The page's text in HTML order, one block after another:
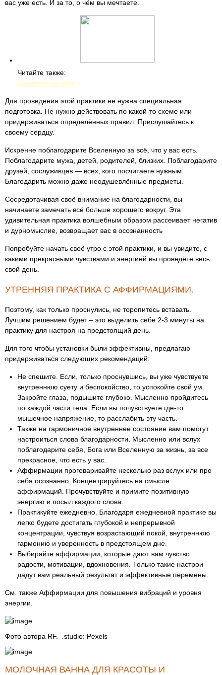
вас уже есть. И за то, о чём вы мечтаете.
Читайте также:
Суперсет на ноги
Для проведения этой практики не нужна специальная
подготовка. Не нужно действовать по какой-то схеме или
придерживаться определённых правил. Прислушайтесь к
своему сердцу.
Искренне поблагодарите Вселенную за всё, что у вас есть.
Поблагодарите мужа, детей, родителей, близких. Поблагодарите
друзей, сослуживцев — всех, кого посчитаете нужным.
Благодарить можно даже неодушевлённые предметы.
Сосредотачивая своё внимание на благодарности, вы
начинаете замечать всё больше хорошего вокруг. Эта
удивительная практика волшебным образом рассеивает негатив
и дурномыслие, возвращает вас в осознанность
Попробуйте начать своё утро с этой практики, и вы увидите, с
какими прекрасными чувствами и энергией вы проведёте весь
свой день.
УТРЕННЯЯ ПРАКТИКА С АФФИРМАЦИЯМИ.
Поэтому, как только проснулись, не торопитесь вставать.
Лучшим решением будет – это выделить себе 2-3 минуты на
практику для настроя на предстоящий день.
Для того чтобы установки были эффективны, предлагаю
придерживаться следующих рекомендаций:
Не спешите. Если, только проснувшись, вы уже чувствуете
внутреннюю суету и беспокойство, то успокойте свой ум.
Закройте глаза, подышите глубоко. Мысленно пройдитесь
по каждой части тела. Если вы почувствуете где-то
мышечное напряжение, то расслабить эту часть.
Также на гармоничное внутреннее состояние вам помогут
настроиться слова благодарности. Мысленно или вслух
поблагодарите себя, Бога или Вселенную за жизнь, за все
прекрасное, что есть у вас.
Аффирмации проговаривайте несколько раз вслух или про
себя осознанно. Концентрируйтесь на смысле
аффирмаций. Прочувствуйте и примите позитивную
энергию и посыл каждого слова.
Практикуйте ежедневно. Благодаря ежедневной практике вы
легко будете достигать глубокой и непрерывной
концентрации, чувствуя возрастающий покой, внутреннюю
гармонию и уверенность в предстоящем дне.
Выбирайте аффирмации, которые дают вам чувство
радости, мотивации, вдохновения. Только такие настрои
дадут вам реальный результат и эффективные перемены.
См. также Аффирмации для повышения вибраций и уровня
энергии.
Фото автора RF._.studio: Pexels
МОЛОЧНАЯ ВАННА ДЛЯ КРАСОТЫ И